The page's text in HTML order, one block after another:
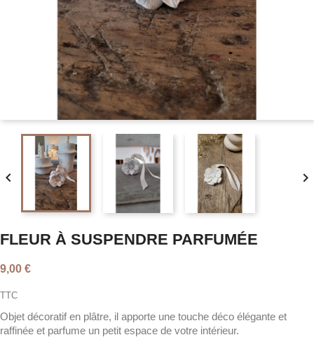
 
FLEUR À SUSPENDRE PARFUMÉE
9,00 €
TTC
Objet décoratif en plâtre, il apporte une touche déco élégante et
raffinée et parfume un petit espace de votre intérieur.